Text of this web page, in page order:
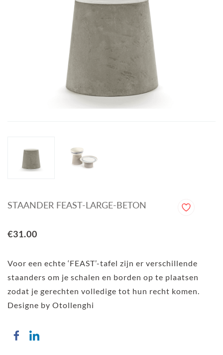
STAANDER FEAST-LARGE-BETON
€31.00
Voor een echte ‘FEAST’-tafel zijn er verschillende
staanders om je schalen en borden op te plaatsen
zodat je gerechten volledige tot hun recht komen.
Designe by Otollenghi